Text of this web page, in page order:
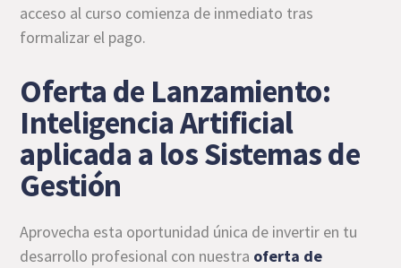
acceso al curso comienza de inmediato tras
formalizar el pago.
Oferta de Lanzamiento:
Inteligencia Artificial
aplicada a los Sistemas de
Gestión
Aprovecha esta oportunidad única de invertir en tu
desarrollo profesional con nuestra oferta de